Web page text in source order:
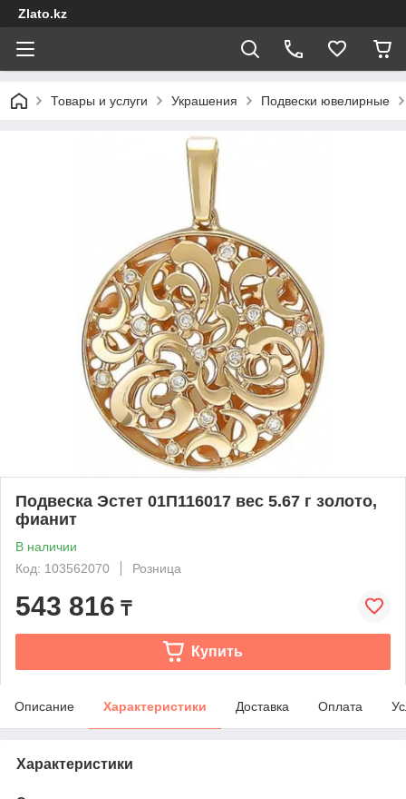
Zlato.kz
Товары и услуги Украшения Подвески ювелирные
Подвеска Эстет 01П116017 вес 5.67 г золото,
фианит
В наличии
Код: 103562070
Розница
543 816 ₸
Купить
Описание Характеристики Доставка Оплата
Характеристики